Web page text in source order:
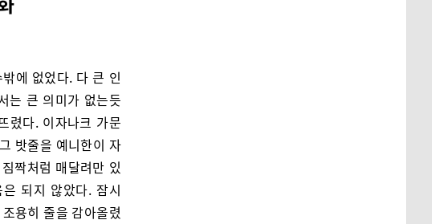
에 없었다. 다 큰 인
는 큰 의미가 없는듯
렸다. 이자나크 가문
밧줄을 예니한이 자
짝처럼 매달려만 있
되지 않았다. 잠시
용히 줄을 감아올렸